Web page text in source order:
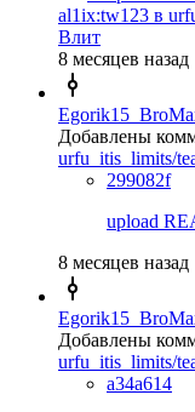
al1ix:tw123 в
Влит
8 месяцев назад
Добавлены
urfu_itis_limits/
299082f
upload
8 месяцев назад
Добавлены
urfu_itis_limits/
a34a614